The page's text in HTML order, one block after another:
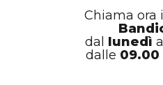
Chiama ora
dal lunedì al
dalle 09.00